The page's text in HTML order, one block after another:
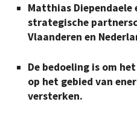
Matthias Diependaele
strategische
Vlaanderen en
De bedoeling is om
op het gebied van
versterken.